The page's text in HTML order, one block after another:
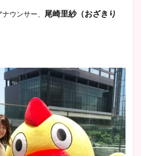
ウンサー、 尾崎里紗（おざきり